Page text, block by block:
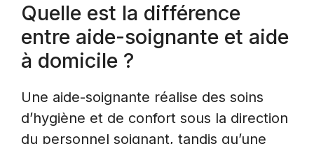
Quelle est la différence
entre aide-soignante et aide
à domicile ?
Une aide-soignante réalise des soins
d’hygiène et de confort sous la direction
du personnel soignant, tandis qu’une